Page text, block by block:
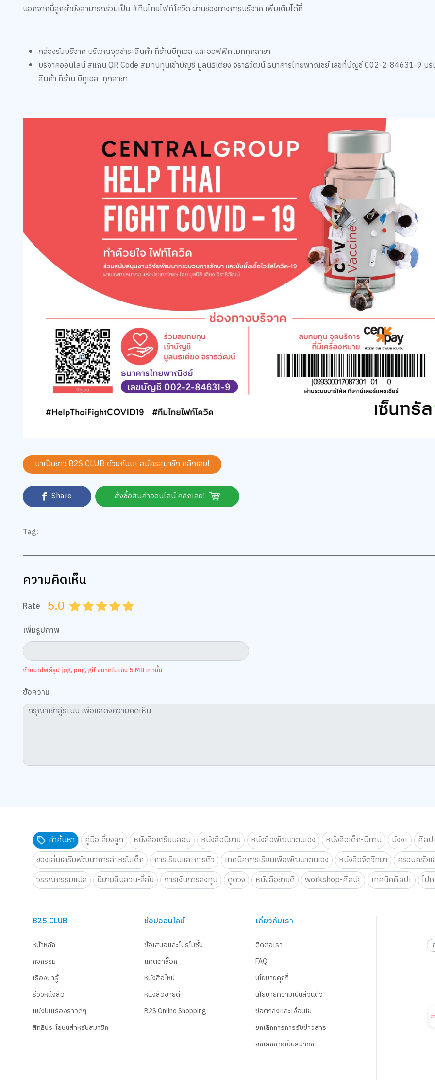
นอกจากนี้ลูกค้ายังสามารถร่วมเป็น #ทีมไทยไฟท์โควิด ผ่านช่องทางการบริจาค เพิ่มเติมได้ที่
กล่องรับบริจาค บริเวณจุดชำระสินค้า ที่ร้านบีทูเอส และออฟฟิศเมททุกสาขา
บริจาคออนไลน์ สแกน QR Code สมทบทุนเข้าบัญชี มูลนิธิเตียง จิราธิวัฒน์ ธนาคารไทยพาณิชย์ เลขที่บัญชี 002-2-84631-9 บริ
สินค้า ที่ร้าน บีทูเอส ทุกสาขา
มาเป็นชาว B2S CLUB ด้วยกันนะ สมัครสมาชิก คลิกเลย!
Share สั่งซื้อสินค้าออนไลน์ คลิกเลย!
Tag:
ความคิดเห็น
Rate 5.0 4.5
4.0
3.5
3.0
2.5
2.0
1.5
1.0
0.5
เพิ่มรูปภาพ
กำหนดไฟล์รูป jpg, png, gif ขนาดไม่เกิน 5 MB เท่านั้น
ข้อความ
คำค้นหา คู่มือเลี้ยงลูก หนังสือเตรียมสอบ หนังสือนิยาย หนังสือพัฒนาตนเอง หนังสือเด็ก-นิทาน มังงะ ศิลป
ของเล่นเสริมพัฒนาการสำหรับเด็ก
การเรียนและการติว เทคนิคการเรียนเพื่อพัฒนาตนเอง หนังสือจิตวิทยา ครอบครัวแ
วรรณกรรมแปล
นิยายสืบสวน-ลี้ลับ การเงินการลงทุน ดูดวง หนังสือขายดี workshop-ศิลปะ เทคนิคศิลปะ โป
B2S CLUB
หน้าหลัก
กิจกรรม
เรื่องน่ารู้
รีวิวหนังสือ
แบ่งปันเรื่องราวดีๆ
สิทธิประโยชน์สำหรับสมาชิก
ช้อปออนไลน์
ข้อเสนอและโปรโมชั่น
แคตตาล็อก
หนังสือใหม่
หนังสือขายดี
B2S Online Shopping
เกี่ยวกับเรา
ติดต่อเรา
FAQ
นโยบายคุกกี้
นโยบายความเป็นส่วนตัว
ข้อตกลงและเงื่อนไข
ยกเลิกการการรับข่าวสาร
ยกเลิกการเป็นสมาชิก